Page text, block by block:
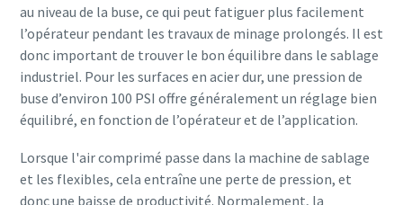
au niveau de la buse, ce qui peut fatiguer plus facilement
l’opérateur pendant les travaux de minage prolongés. Il est
donc important de trouver le bon équilibre dans le sablage
industriel. Pour les surfaces en acier dur, une pression de
buse d’environ 100 PSI offre généralement un réglage bien
équilibré, en fonction de l’opérateur et de l’application.
Lorsque l'air comprimé passe dans la machine de sablage
et les flexibles, cela entraîne une perte de pression, et
donc une baisse de productivité. Normalement, la